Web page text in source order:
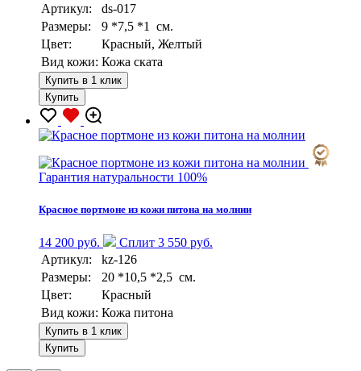
Артикул:
ds-017
Размеры:
9 *7,5 *1 см.
Цвет:
Красный, Желтый
Вид кожи: Кожа ската
Купить в 1 клик
Купить
Гарантия натуральности 100%
Красное портмоне из кожи питона на молнии
14 200 руб.
Сплит 3 550 руб.
Артикул:
kz-126
Размеры:
20 *10,5 *2,5 см.
Цвет:
Красный
Вид кожи: Кожа питона
Купить в 1 клик
Купить